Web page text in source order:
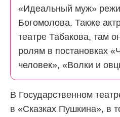
«Идеальный муж»
Богомолова. Также
театре Табакова, там
ролям в постановках
человек», «Волки и
В Государственном
в «Сказках Пушкина», в